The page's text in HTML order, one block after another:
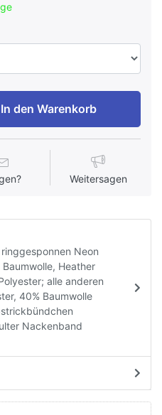
In den Warenkorb
Weitersagen
Neon
Heather
alle anderen
40% Baumwolle
Nackenband